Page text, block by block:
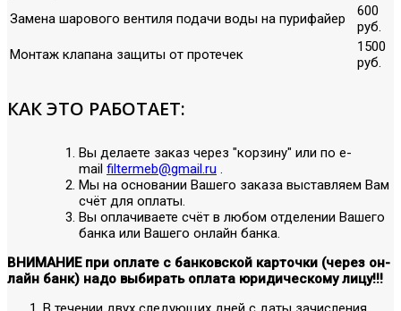
Замена шарового вентиля подачи воды на пурифайер
600
руб.
Монтаж клапана защиты от протечек
1500
руб.
КАК ЭТО РАБОТАЕТ:
Вы делаете заказ через "корзину" или по е-
mail filtermeb@gmail.ru .
Мы на основании Вашего заказа выставляем Вам
счёт для оплаты.
Вы оплачиваете счёт в любом отделении Вашего
банка или Вашего онлайн банка.
ВНИМАНИЕ при оплате с банковской карточки (через он-
лайн банк) надо выбирать оплата юридическому лицу!!!